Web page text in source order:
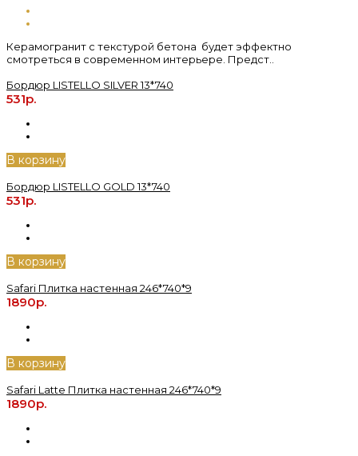
Керамогранит с текстурой бетона будет эффектно
смотреться в современном интерьере. Предст..
Бордюр LISTELLO SILVER 13*740
531р.
В корзину
Бордюр LISTELLO GOLD 13*740
531р.
В корзину
Safari Плитка настенная 246*740*9
1890р.
В корзину
Safari Latte Плитка настенная 246*740*9
1890р.